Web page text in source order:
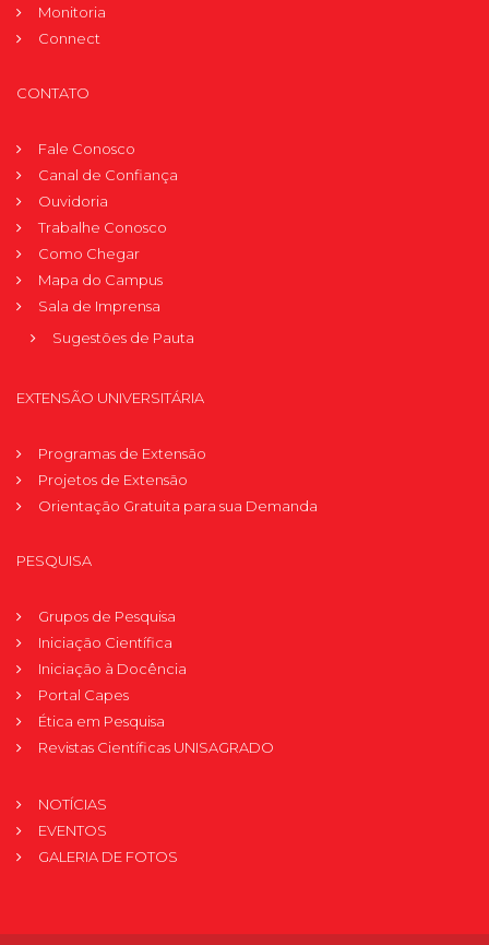
Monitoria
Connect
CONTATO
Fale Conosco
Canal de Confiança
Ouvidoria
Trabalhe Conosco
Como Chegar
Mapa do Campus
Sala de Imprensa
Sugestões de Pauta
EXTENSÃO UNIVERSITÁRIA
Programas de Extensão
Projetos de Extensão
Orientação Gratuita para sua Demanda
PESQUISA
Grupos de Pesquisa
Iniciação Científica
Iniciação à Docência
Portal Capes
Ética em Pesquisa
Revistas Científicas UNISAGRADO
NOTÍCIAS
EVENTOS
GALERIA DE FOTOS